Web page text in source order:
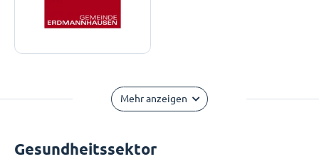
Mehr anzeigen
Gesundheitssektor